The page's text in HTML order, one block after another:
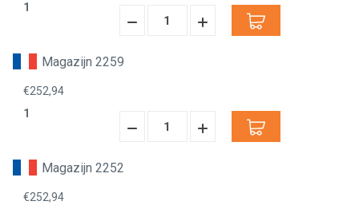
1
Hoeveelheid
Hoeveelheid
Magazijn 2259
€252,94
1
Hoeveelheid
Hoeveelheid
Magazijn 2252
€252,94